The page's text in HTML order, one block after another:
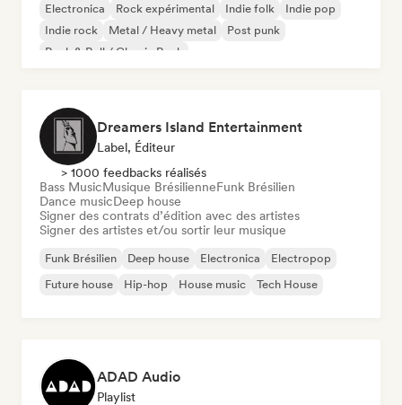
Electronica Rock expérimental Indie folk
Indie pop
Indie rock
Metal / Heavy metal
Post punk
Rock & Roll / Classic Rock
Dreamers Island Entertainment
Label, Éditeur
> 1000 feedbacks réalisés
Bass MusicMusique BrésilienneFunk Brésilien
Dance musicDeep house
Signer des contrats d’édition avec des artistes
Signer des artistes et/ou sortir leur musique
Funk Brésilien Deep house Electronica
Electropop
Future house
Hip-hop House music Tech House
ADAD Audio
Playlist